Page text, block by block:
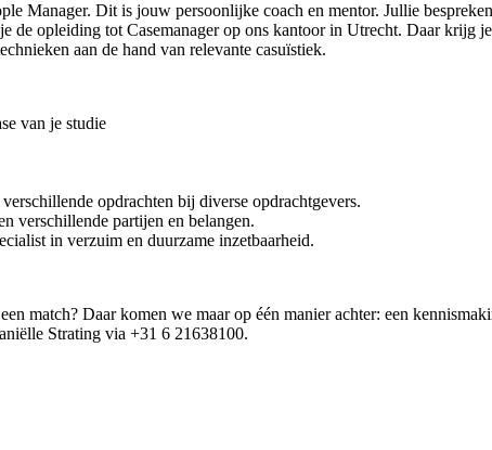
Manager. Dit is jouw persoonlijke coach en mentor. Jullie
opleiding tot Casemanager op ons kantoor in Utrecht. Daar krijg
aan de hand van relevante casuïstiek.
van je studie
opdrachten bij diverse opdrachtgevers.
verschillende partijen en belangen.
in verzuim en duurzame inzetbaarheid.
match? Daar komen we maar op één manier achter: een
Strating via +31 6 21638100.